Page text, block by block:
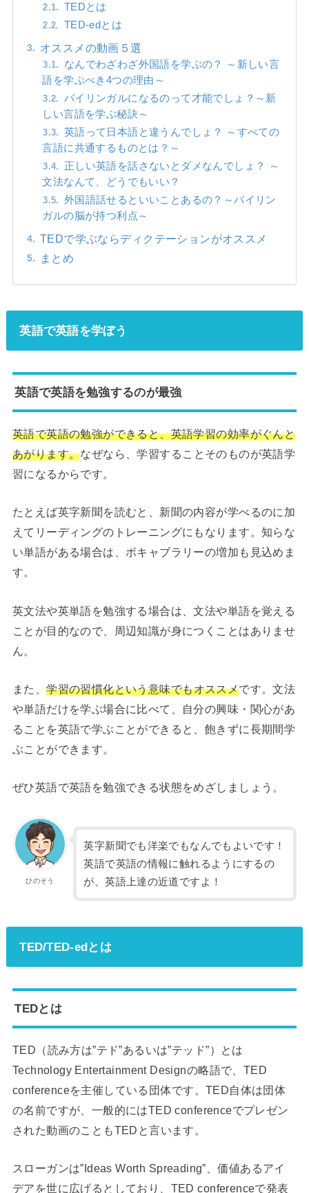
TEDとは
TED-edとは
オススメの動画５選
なんでわざわざ外国語を学ぶの？ ～新しい言
語を学ぶべき4つの理由～
バイリンガルになるのって才能でしょ？～新
しい言語を学ぶ秘訣～
英語って日本語と違うんでしょ？ ～すべての
言語に共通するものとは？～
正しい英語を話さないとダメなんでしょ？ ～
文法なんて、どうでもいい？
外国語話せるといいことあるの？～バイリン
ガルの脳が持つ利点～
TEDで学ぶならディクテーションがオススメ
まとめ
英語で英語を学ぼう
英語で英語を勉強するのが最強
英語で英語の勉強ができると、英語学習の効率がぐんと
あがります。なぜなら、学習することそのものが英語学
習になるからです。
たとえば英字新聞を読むと、新聞の内容が学べるのに加
えてリーディングのトレーニングにもなります。知らな
い単語がある場合は、ボキャブラリーの増加も見込めま
す。
英文法や英単語を勉強する場合は、文法や単語を覚える
ことが目的なので、周辺知識が身につくことはありませ
ん。
また、学習の習慣化という意味でもオススメです。文法
や単語だけを学ぶ場合に比べて、自分の興味・関心があ
ることを英語で学ぶことができると、飽きずに長期間学
ぶことができます。
ぜひ英語で英語を勉強できる状態をめざしましょう。
ひのそう
英字新聞でも洋楽でもなんでもよいです！
英語で英語の情報に触れるようにするの
が、英語上達の近道ですよ！
TED/TED-edとは
TEDとは
TED（読み方は”テド”あるいは”テッド”）とは
Technology Entertainment Designの略語で、TED
conferenceを主催している団体です。TED自体は団体
の名前ですが、一般的にはTED conferenceでプレゼン
された動画のこともTEDと言います。
スローガンは”Ideas Worth Spreading”、価値あるアイ
デアを世に広げるとしており、TED conferenceで発表